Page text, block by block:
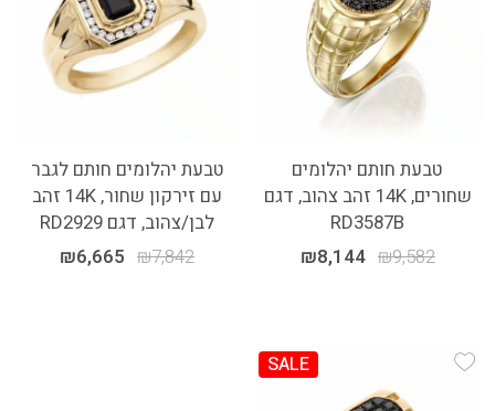
טבעת חותם יהלומים
שחורים, 14K זהב צהוב, דגם
RD3587B
₪9,582
₪8,144
טבעת יהלומים חותם לגבר
עם זירקון שחור, 14K זהב
לבן/צהוב, דגם RD2929
₪7,842
₪6,665
Add Wishlist
SALE